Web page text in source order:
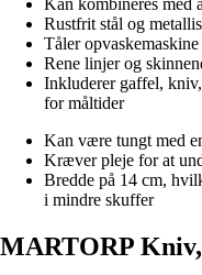
Kan kombineres med
Rustfrit stål og
Tåler
Rene linjer og
Inkluderer gaffel,
for måltider
Kan være tungt med
Kræver pleje for at
Bredde på 14 cm,
i mindre skuffer
MARTORP